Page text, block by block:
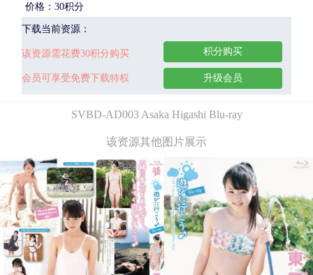
价格：30积分
下载当前资源：
该资源需花费30积分购买
会员可享受免费下载特权
积分购买
升级会员
SVBD-AD003 Asaka Higashi Blu-ray
该资源其他图片展示